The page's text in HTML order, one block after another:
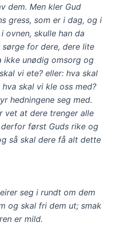
dem. Men kler Gud
gress, som er i dag, og i
ovnen, skulle han da
sørge for dere, dere lite
ikke unødig omsorg og
vi ete? eller: hva skal
skal vi kle oss med?
hedningene seg med.
vet at dere trenger alle
først Guds rike og
så skal dere få alt dette
seg i rundt om dem
og skal fri dem ut; smak
er mild.